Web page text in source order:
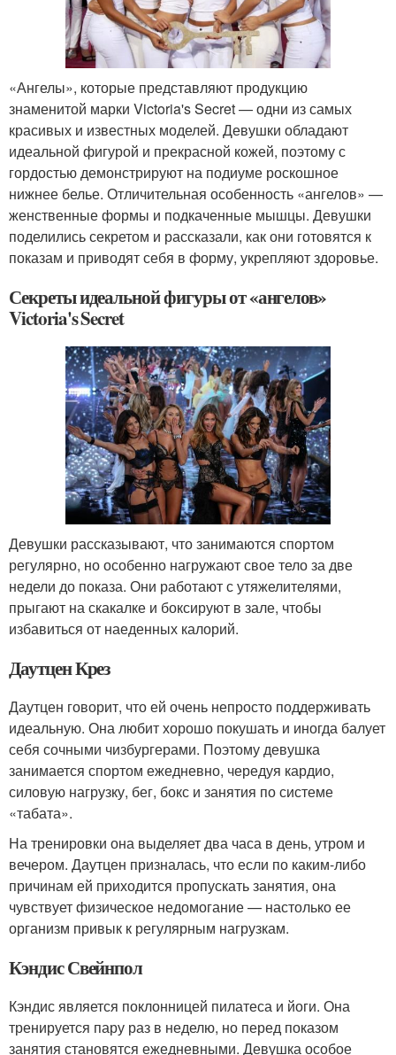
«Ангелы», которые представляют продукцию
знаменитой марки Victoria's Secret — одни из самых
красивых и известных моделей. Девушки обладают
идеальной фигурой и прекрасной кожей, поэтому с
гордостью демонстрируют на подиуме роскошное
нижнее белье. Отличительная особенность «ангелов» —
женственные формы и подкаченные мышцы. Девушки
поделились секретом и рассказали, как они готовятся к
показам и приводят себя в форму, укрепляют здоровье.
Секреты идеальной фигуры от «ангелов»
Victoria's Secret
Девушки рассказывают, что занимаются спортом
регулярно, но особенно нагружают свое тело за две
недели до показа. Они работают с утяжелителями,
прыгают на скакалке и боксируют в зале, чтобы
избавиться от наеденных калорий.
Даутцен Крез
Даутцен говорит, что ей очень непросто поддерживать
идеальную. Она любит хорошо покушать и иногда балует
себя сочными чизбургерами. Поэтому девушка
занимается спортом ежедневно, чередуя кардио,
силовую нагрузку, бег, бокс и занятия по системе
«табата».
На тренировки она выделяет два часа в день, утром и
вечером. Даутцен призналась, что если по каким-либо
причинам ей приходится пропускать занятия, она
чувствует физическое недомогание — настолько ее
организм привык к регулярным нагрузкам.
Кэндис Свейнпол
Кэндис является поклонницей пилатеса и йоги. Она
тренируется пару раз в неделю, но перед показом
занятия становятся ежедневными. Девушка особое